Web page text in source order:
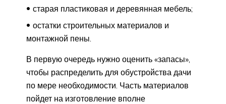
старая пластиковая и деревянная мебель;
остатки строительных материалов и
монтажной пены.
В первую очередь нужно оценить «запасы»,
чтобы распределить для обустройства дачи
по мере необходимости. Часть материалов
пойдет на изготовление вполне